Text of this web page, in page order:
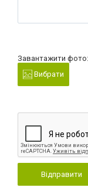
Завантажити фото:
Вибрати
Відправити